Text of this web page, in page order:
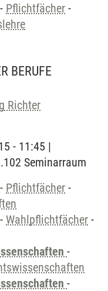
- Pflichtfächer -
BERUFE
Richter
- 11:45 |
Seminarraum
- Pflichtfächer -
- Wahlpflichtfächer -
-
-